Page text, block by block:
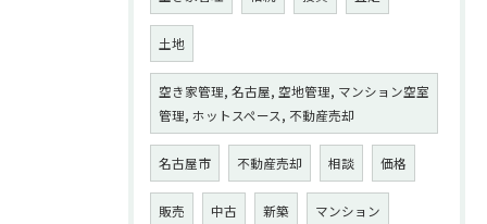
土地
空き家管理, 名古屋, 空地管理, マンション空室
管理, ホットスペース, 不動産売却
名古屋市 不動産売却 相談 価格
販売 中古 新築 マンション